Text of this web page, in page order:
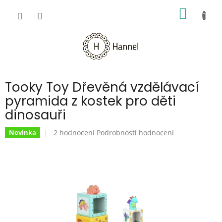
Tooky Toy Dřevěná vzdělávací
pyramida z kostek pro děti
dinosauři
Novinka
Průměrné
hvězdiček.
2 hodnocení Podrobnosti hodnocení